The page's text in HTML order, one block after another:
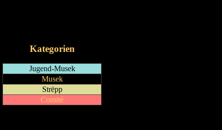
Kategorien
Jugend-Musek
Musek
Strëpp
Comité